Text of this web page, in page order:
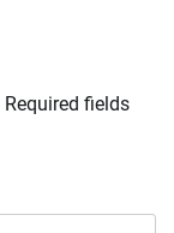
Required fields